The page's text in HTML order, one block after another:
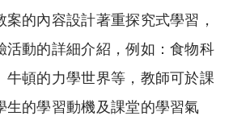
的內容設計著重探究式學習，
活動的詳細介紹，例如：食物科
牛頓的力學世界等，教師可於課
生的學習動機及課堂的學習氣